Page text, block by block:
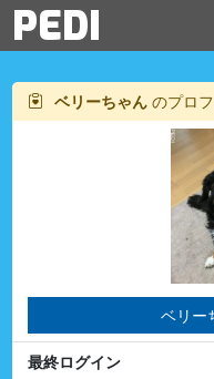
PEDI
ベリーちゃん のプロ
ベリー
最終ログイン